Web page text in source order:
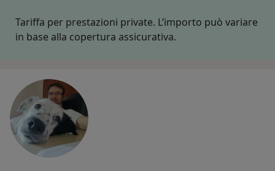
Tariffa per prestazioni private. L’importo può variare
in base alla copertura assicurativa.